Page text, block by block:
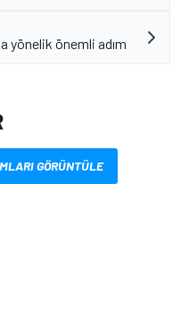
yönelik önemli adım
GÖRÜNTÜLE